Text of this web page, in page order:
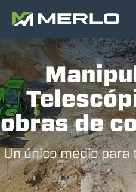
obras de
Un único medio